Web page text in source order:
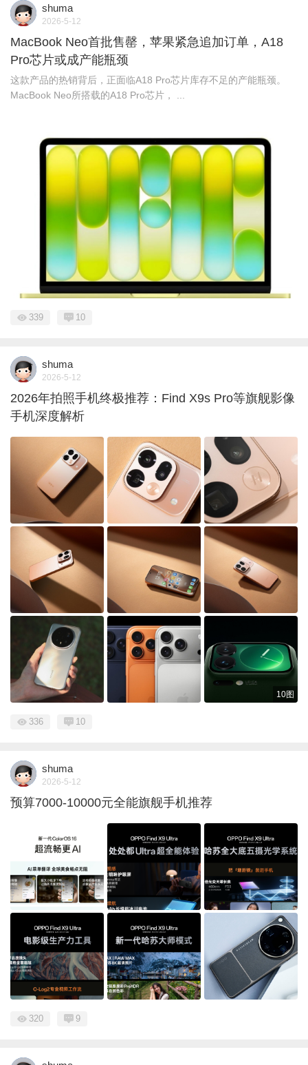
shuma
2026-5-12
MacBook Neo首批售罄，苹果紧急追加订单，A18
Pro芯片或成产能瓶颈
这款产品的热销背后，正面临A18 Pro芯片库存不足的产能瓶颈。
MacBook Neo所搭载的A18 Pro芯片， ...
339 10
shuma
2026-5-12
2026年拍照手机终极推荐：Find X9s Pro等旗舰影像
手机深度解析
10图
336 10
shuma
2026-5-12
预算7000-10000元全能旗舰手机推荐
320 9